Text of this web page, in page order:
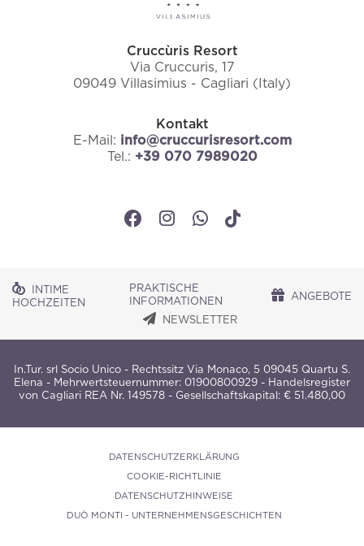
Cruccùris Resort
Via Cruccuris, 17
09049 Villasimius - Cagliari (Italy)
Kontakt
E-Mail: info@cruccurisresort.com
Tel.: +39 070 7989020
INTIME
HOCHZEITEN
PRAKTISCHE
INFORMATIONEN
ANGEBOTE
NEWSLETTER
In.Tur. srl Socio Unico - Rechtssitz Via Monaco, 5 09045 Quartu S.
Elena - Mehrwertsteuernummer: 01900800929 - Handelsregister
von Cagliari REA Nr. 149578 - Gesellschaftskapital: € 51.480,00
DATENSCHUTZERKLÄRUNG
COOKIE-RICHTLINIE
DATENSCHUTZHINWEISE
DUÒ MONTI - UNTERNEHMENSGESCHICHTEN